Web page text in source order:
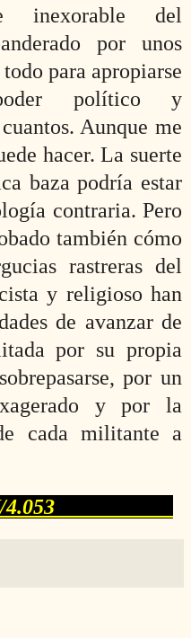
inexorable del
por unos
para apropiarse
político y
Aunque me
hacer. La suerte
baza podría estar
contraria. Pero
también cómo
rastreras del
y religioso han
de avanzar de
por su propia
por un
y por la
cada militante a
4.053